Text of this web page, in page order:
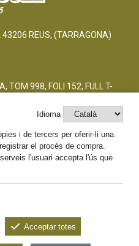
REUS, (TARRAGONA)
TOM 998, FOLI 152, FULL T-
Idioma
i de tercers per oferir-li una
el procés de compra.
l'usuari accepta l'ús que
Acceptar totes